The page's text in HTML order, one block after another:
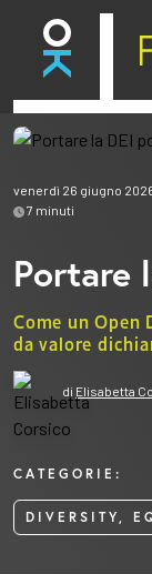
venerdì 26 giugno
7 minuti
Portare
Come un Open
da valore
di Elisabetta
CATEGORIE:
DIVERSITY,